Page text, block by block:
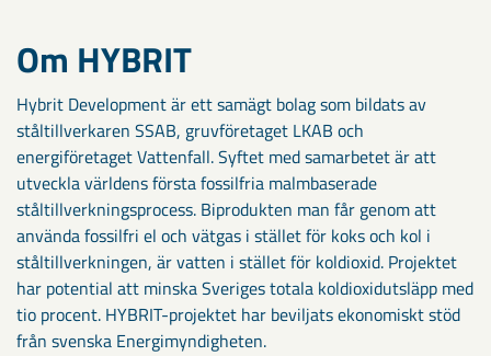
Om HYBRIT
Hybrit Development är ett samägt bolag som bildats av
ståltillverkaren SSAB, gruvföretaget LKAB och
energiföretaget Vattenfall. Syftet med samarbetet är att
utveckla världens första fossilfria malmbaserade
ståltillverkningsprocess. Biprodukten man får genom att
använda fossilfri el och vätgas i stället för koks och kol i
ståltillverkningen, är vatten i stället för koldioxid. Projektet
har potential att minska Sveriges totala koldioxidutsläpp med
tio procent. HYBRIT-projektet har beviljats ekonomiskt stöd
från svenska Energimyndigheten.